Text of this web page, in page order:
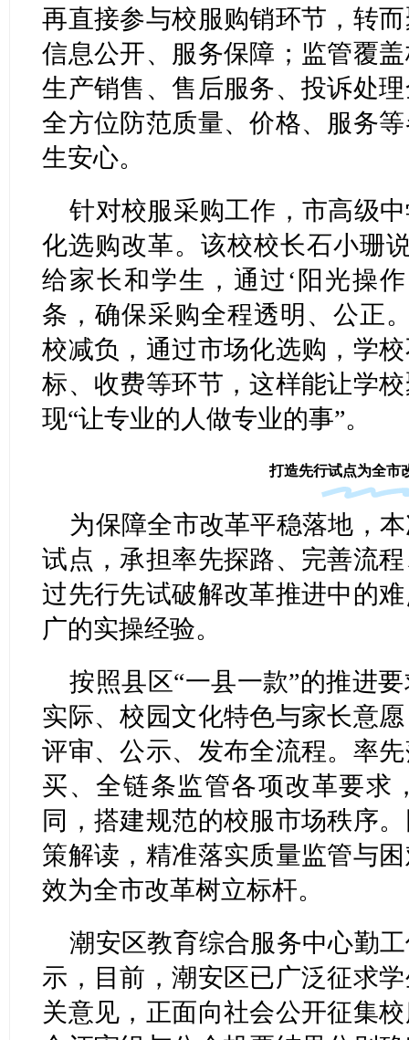
再直接参与校服购销环节，转
信息公开、服务保障；监管覆
生产销售、售后服务、投诉处
全方位防范质量、价格、服务
生安心。
针对校服采购工作，市高级
化选购改革。该校校长石小珊
给家长和学生，通过‘阳光操
条，确保采购全程透明、公正
校减负，通过市场化选购，学
标、收费等环节，这样能让学
现“让专业的人做专业的事”。
打造先行试点为全市
为保障全市改革平稳落地，
试点，承担率先探路、完善流
过先行先试破解改革推进中的
广的实操经验。
按照县区“一县一款”的推进
实际、校园文化特色与家长意
评审、公示、发布全流程。率
买、全链条监管各项改革要求
同，搭建规范的校服市场秩序
策解读，精准落实质量监管与
效为全市改革树立标杆。
潮安区教育综合服务中心勤
示，目前，潮安区已广泛征求
关意见，正面向社会公开征集